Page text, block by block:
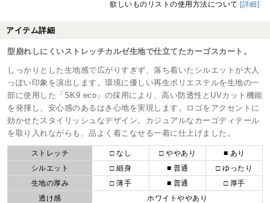
欲しいものリストの使用方法について [詳細]
アイテム詳細
型崩れしにくいストレッチカルゼ生地で仕立てたカーゴスカート。
しっかりとした生地感で広がりすぎず、落ち着いたシルエットが大人
っぽい印象を演出します。環境に優しい再生ポリエステルを生地の一
部に使用した「SK9 eco」の採用により、高い防透性とUVカット機能
を発揮し、安心感のあるはき心地を実現します。ロゴをアクセントに
効かせたスタイリッシュなデザイン。カジュアルなカーゴディテール
を取り入れながらも、品よく着こなせる一着に仕上げました。
ストレッチ □ なし □ ややあり
■ あり
シルエット
□ 細身 ■ 普通
□ ゆったり
生地の厚み
□ 薄手 ■ 普通
□ 厚手
透け感
ホワイトややあり